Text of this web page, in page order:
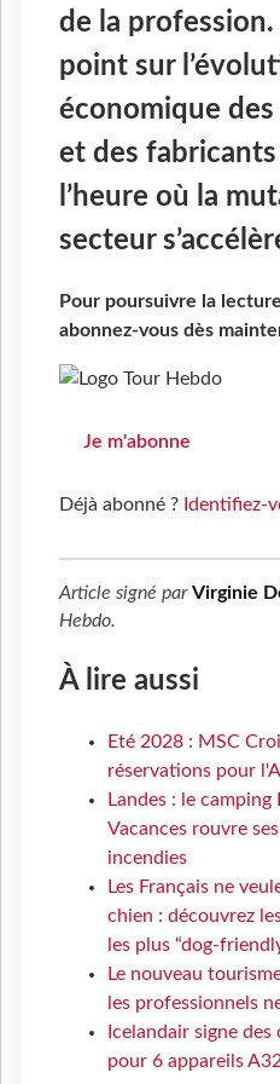
de la
point sur
économique
et des fabricants
l’heure où la
secteur
Pour poursuivre la
abonnez-vous dès
Je m'abonne
Déjà abonné ? Identifiez-
Article signé parVirginie
Hebdo.
À lire aussi
Eté 2028 : MSC
réservations pour
Landes : le
Vacances rouvre
incendies
Les Français ne
chien : découvrez
les plus “dog-
Le nouveau
les professionnels
Icelandair signe
pour 6 appareils